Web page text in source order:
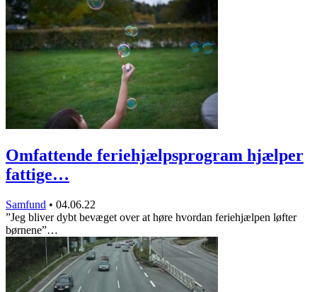
Omfattende feriehjælpsprogram hjælper
fattige…
Samfund • 04.06.22
”Jeg bliver dybt bevæget over at høre hvordan feriehjælpen løfter
børnene”…